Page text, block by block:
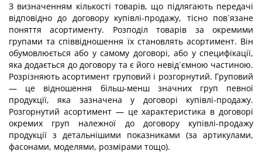
З визначенням кількості товарів, що підлягають передачі
відповідно до договору купівлі-продажу, тісно пов´язане
поняття асортименту. Розподіл товарів за окремими
групами та співвідношення їх становлять асортимент. Він
обумовлюється або у самому договорі, або у специфікації,
яка додається до договору та є його невід´ємною частиною.
Розрізняють асортимент груповий і розгорнутий. Груповий
— це відношення більш-менш значних груп певної
продукції, яка зазначена у договорі купівлі-продажу.
Розгорнутий асортимент — це характеристика в договорі
окремих груп належної до договору купівлі-продажу
продукції з детальнішими показниками (за артикулами,
фасонами, моделями, розмірами тощо).